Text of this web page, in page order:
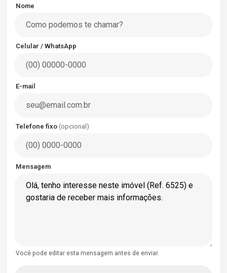
Nome
Celular / WhatsApp
E-mail
Telefone fixo (opcional)
Mensagem
Você pode editar esta mensagem antes de enviar.